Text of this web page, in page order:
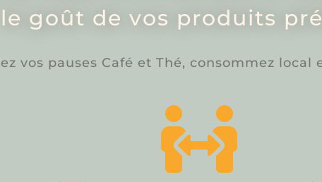
le goût de vos produits
vos pauses Café et Thé, consommez local
